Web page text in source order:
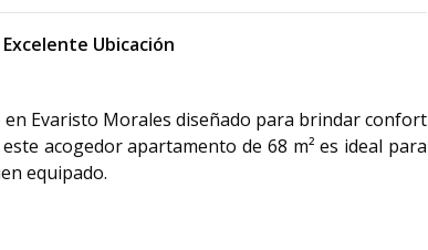
Ubicación
Evaristo Morales diseñado para brindar confort
acogedor apartamento de 68 m² es ideal para
equipado.